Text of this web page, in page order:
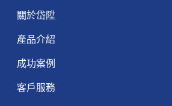
關於岱陞
產品介紹
成功案例
客戶服務